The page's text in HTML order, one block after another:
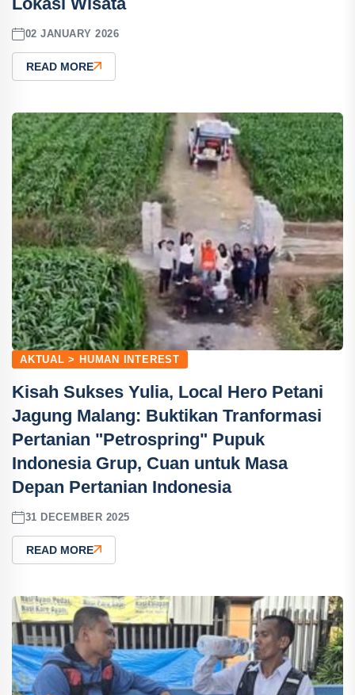
02 JANUARY 2026
READ MORE
AKTUAL > HUMAN INTEREST
Kisah Sukses Yulia, Local Hero Petani
Jagung Malang: Buktikan Tranformasi
Pertanian "Petrospring" Pupuk
Indonesia Grup, Cuan untuk Masa
Depan Pertanian Indonesia
31 DECEMBER 2025
READ MORE